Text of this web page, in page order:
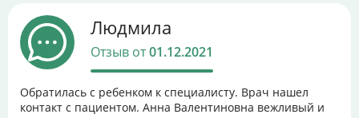
Людмила
Отзыв от01.12.2021
Обратилась с ребенком к специалисту. Врач нашел
контакт с пациентом. Анна Валентиновна вежливый и